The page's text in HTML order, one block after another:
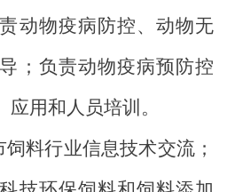
动物疫病防控、动物无
；负责动物疫病预防控
用和人员培训。
料行业信息技术交流；